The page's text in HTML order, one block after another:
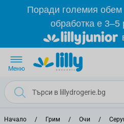
Прескачане към съдържанието
Поради големия обем
обработка е 3–5
Меню
Начало / Грим / Очи /